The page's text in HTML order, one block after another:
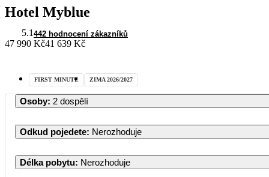
Hotel Myblue
5.1 442 hodnocení zákazníků
47 990 Kč41 639 Kč
FIRST MINUTE ZIMA 2026/2027
Osoby: 2 dospělí
Odkud pojedete: Nerozhoduje
Délka pobytu: Nerozhoduje